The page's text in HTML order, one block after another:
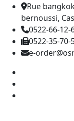
Rue
bernoussi,
0522-66-12-
0522-35-70-
e-